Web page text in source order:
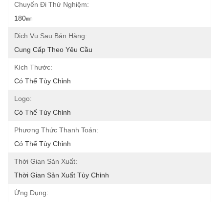
Chuyến Đi Thử Nghiệm:
180㎜
Dịch Vụ Sau Bán Hàng:
Cung Cấp Theo Yêu Cầu
Kích Thước:
Có Thể Tùy Chỉnh
Logo:
Có Thể Tùy Chỉnh
Phương Thức Thanh Toán:
Có Thể Tùy Chỉnh
Thời Gian Sản Xuất:
Thời Gian Sản Xuất Tùy Chỉnh
Ứng Dụng: